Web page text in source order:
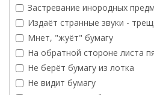
Застревание инородных
Издаёт странные звуки -
Мнет, "жуёт" бумагу
На обратной стороне листа
Не берёт бумагу из лотка
Не видит бумагу